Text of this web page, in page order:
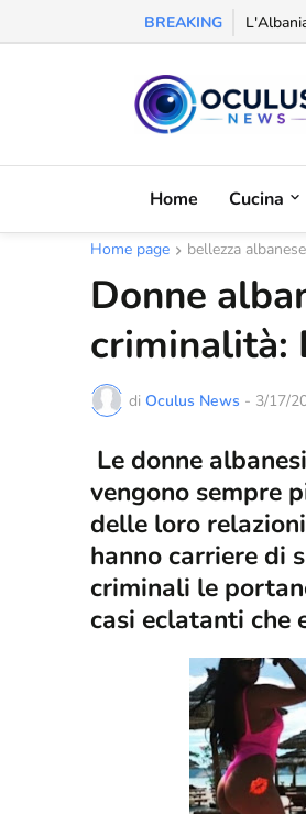
BREAKING
Home Cucina
Home page bellezza albanese
Donne
criminalità:
di Oculus News - 3/17/
Le donne
vengono sempre
delle loro
hanno carriere di
criminali le
casi eclatanti che